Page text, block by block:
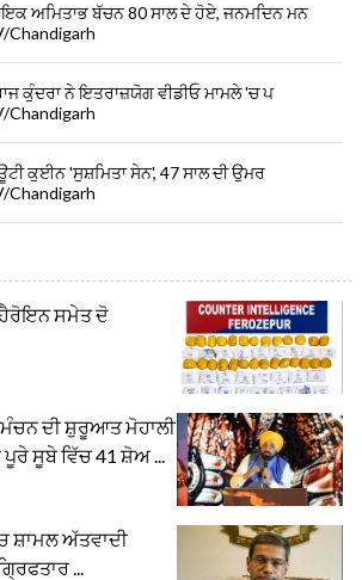
ਅਮਿਤਾਭ ਬੱਚਨ 80 ਸਾਲ ਦੇ ਹੋਏ, ਜਨਮਦਿਨ ਮਨ
Chandigarh
ਕੁੰਦਰਾ ਨੇ ਇਤਰਾਜ਼ਯੋਗ ਵੀਡੀਓ ਮਾਮਲੇ 'ਚ ਪ
Chandigarh
ਕੁਈਨ 'ਸੁਸ਼ਮਿਤਾ ਸੇਨ', 47 ਸਾਲ ਦੀ ਉਮਰ
Chandigarh
ਹੈਰੋਇਨ ਸਮੇਤ ਦੋ
ਦੀ ਸ਼ੁਰੂਆਤ ਮੋਹਾਲੀ
ਸੂਬੇ ਵਿੱਚ 41 ਸ਼ੋਅ ...
ਸ਼ਾਮਲ ਅੱਤਵਾਦੀ
...